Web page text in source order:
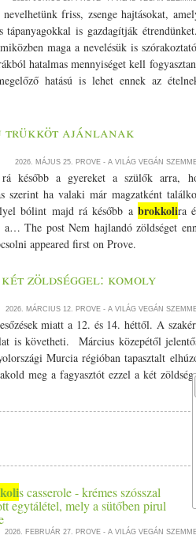
friss, zsenge hajtásokat,
is gazdagítják
maga a nevelésük is
hatalmas mennyiséget kell
hatású is lehet ennek az
trükköt ajánlanak
2026. MÁJUS 25. PROVE - A VILÁG VEGÁN
később a gyereket a szülők arra,
szerint ha valaki már magzatként
bólint majd rá később a brokkolira
The post Nem hajlandó zöldséget
appeared first on Prove.
zöldséggel: komoly
2026. MÁRCIUS 12. PROVE - A VILÁG VEGÁN
miatt a 12. és 14. héttől. A
is követheti. Március közepétől
Murcia régióban tapasztalt
meg a fagyasztót ezzel a két
s casserole - krémes szósszal
egytálétel, mely a sütőben pirul
2026. FEBRUÁR 27. PROVE - A VILÁG VEGÁN